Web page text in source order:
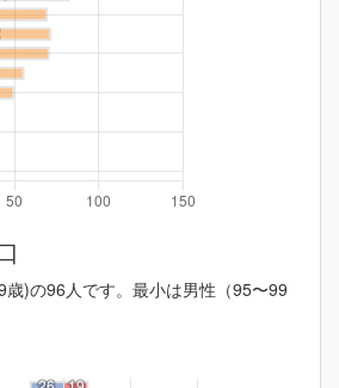
)の96人です。最小は男性（95〜99